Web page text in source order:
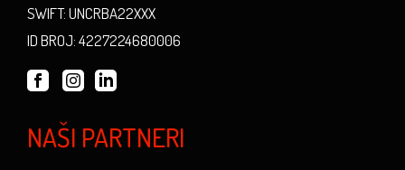
SWIFT: UNCRBA22XXX
ID BROJ: 4227224680006
NAŠI PARTNERI